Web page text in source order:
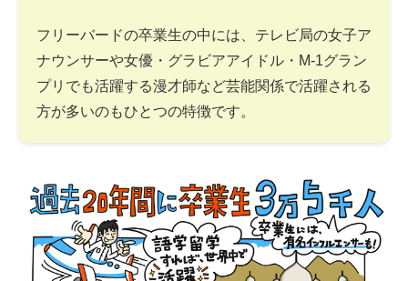
フリーバードの卒業生の中には、テレビ局の女子ア
ナウンサーや女優・グラビアアイドル・M-1グラン
プリでも活躍する漫才師など芸能関係で活躍される
方が多いのもひとつの特徴です。